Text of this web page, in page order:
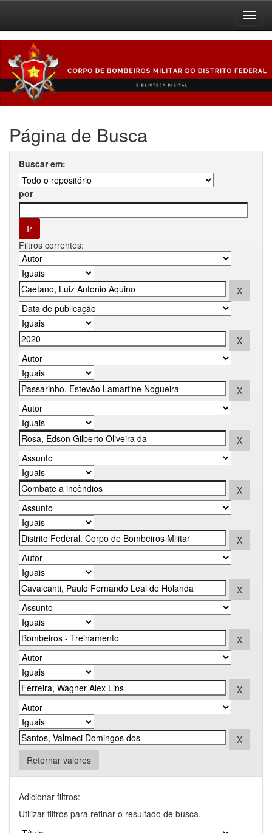
navigation
Página de Busca
Buscar em:
por
Filtros correntes:
Retornar valores
Adicionar filtros:
Utilizar filtros para refinar o resultado de busca.